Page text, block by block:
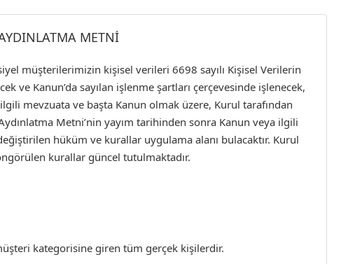
METNİ
müşterilerimizin kişisel verileri 6698 sayılı Kişisel Verilerin
ve Kanun’da sayılan işlenme şartları çerçevesinde işlenecek,
mevzuata ve başta Kanun olmak üzere, Kurul tarafından
Metni’nin yayım tarihinden sonra Kanun veya ilgili
hüküm ve kurallar uygulama alanı bulacaktır. Kurul
kurallar güncel tutulmaktadır.
kategorisine giren tüm gerçek kişilerdir.